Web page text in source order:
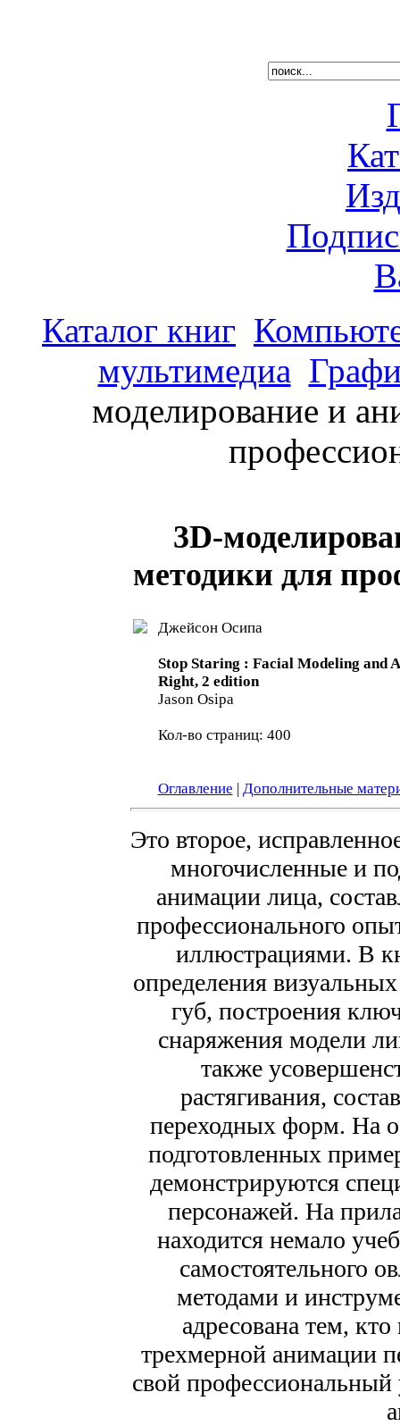
Каталог книг
мультимедиа
моделирование и
3D-
методики для
Джейсон Осипа
Stop Staring : Facial Modeling and
Right, 2 edition
Jason Osipa
Кол-во страниц: 400
Оглавление | Дополнительные
Это второе,
многочисленные и
анимации лица,
профессионального
иллюстрациями. В
определения
губ, построения
снаряжения модели
также
растягивания,
переходных форм. На
подготовленных
демонстрируются
персонажей. На
находится немало
самостоятельного
методами и
адресована тем,
трехмерной анимации
свой профессиональный